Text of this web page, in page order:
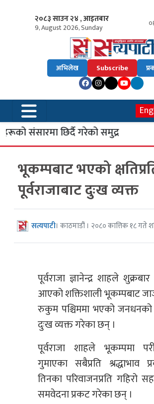
२०८३ साउन २४ , आइतबार
9, August 2026, Sunday
अभिलेख Subscribe
संसारमा छिर्दै गरेको समुद्र
भूकम्पबाट भएको
पूर्वराजाबाट दुःख व्यक्त
सत्यपाटी। काठमाडौं । २०८० कात्तिक १८ गते
पूर्वराजा ज्ञानेन्द्र शाहले
आएको शक्तिशाली भूकम्पबाट
रुकुम पश्चिममा भएको जनधनको
दुःख व्यक्त गरेका छन् ।
पूर्वराजा शाहले भूकम्पमा
गुमाएका सबैप्रति श्रद्धाभाव
तिनका परिवाजनप्रति गहिरो
समवेदना प्रकट गरेका छन् ।